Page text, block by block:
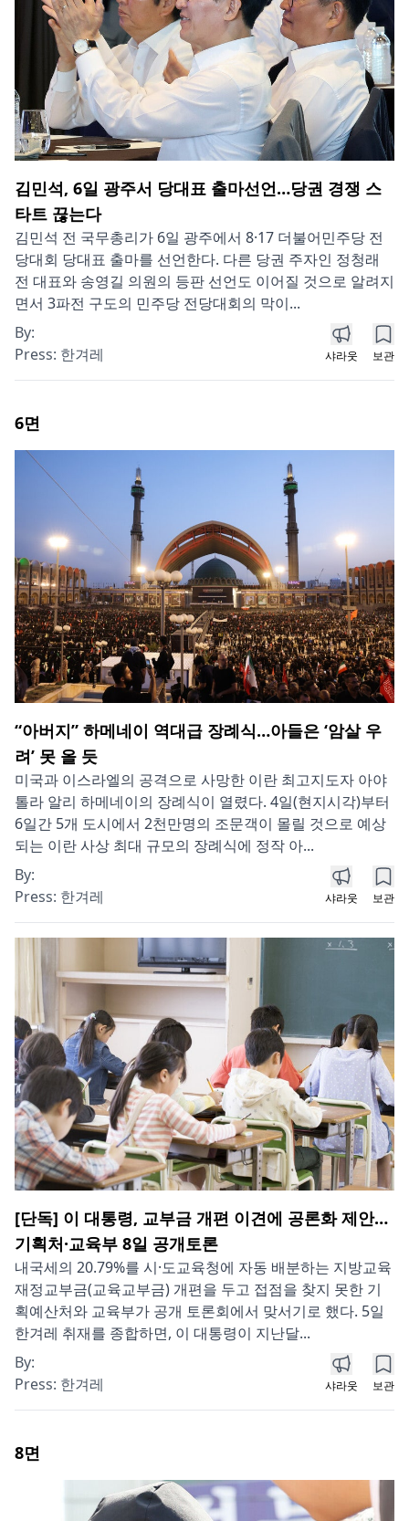
김민석, 6일 광주서 당대표 출마선언…당권 경쟁 스
타트 끊는다
김민석 전 국무총리가 6일 광주에서 8·17 더불어민주당 전
당대회 당대표 출마를 선언한다. 다른 당권 주자인 정청래
전 대표와 송영길 의원의 등판 선언도 이어질 것으로 알려지
면서 3파전 구도의 민주당 전당대회의 막이...
By:
Press: 한겨레 샤라웃 보관
6면
“아버지” 하메네이 역대급 장례식…아들은 ‘암살 우
려’ 못 올 듯
미국과 이스라엘의 공격으로 사망한 이란 최고지도자 아야
톨라 알리 하메네이의 장례식이 열렸다. 4일(현지시각)부터
6일간 5개 도시에서 2천만명의 조문객이 몰릴 것으로 예상
되는 이란 사상 최대 규모의 장례식에 정작 아...
By:
Press: 한겨레 샤라웃 보관
[단독] 이 대통령, 교부금 개편 이견에 공론화 제안…
기획처·교육부 8일 공개토론
내국세의 20.79%를 시·도교육청에 자동 배분하는 지방교육
재정교부금(교육교부금) 개편을 두고 접점을 찾지 못한 기
획예산처와 교육부가 공개 토론회에서 맞서기로 했다. 5일
한겨레 취재를 종합하면, 이 대통령이 지난달...
By:
Press: 한겨레 샤라웃 보관
8면